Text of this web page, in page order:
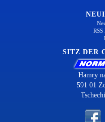
RSS
SITZ DER
Hamry
591 01